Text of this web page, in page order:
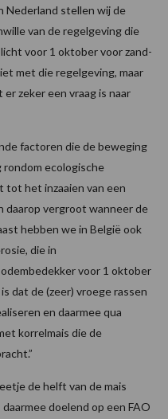
Nederland stellen wij de
van de regelgeving die
voor 1 oktober voor zand-
met die regelgeving, maar
zeker een vraag is naar
factoren die de beweging
rondom ecologische
tot het inzaaien van een
daarop vergroot wanneer de
hebben we in België ook
die in
voor 1 oktober
dat de (zeer) vroege rassen
en daarmee qua
korrelmais die de
de helft van de mais
doelend op een FAO